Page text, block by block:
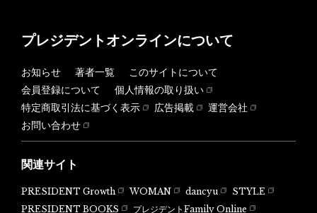
プレジデントオンラインについて
お知らせ 著者一覧
このサイトについて
会員登録について
個人情報の取り扱い
特定商取引法に基づく表示
広告掲載
運営会社
お問い合わせ
関連サイト
PRESIDENT Growth WOMAN dancyu
STYLE
PRESIDENT BOOKS
プレジデントFamily Online